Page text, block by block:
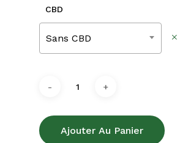
CBD
Sans CBD
Ajouter Au Panier